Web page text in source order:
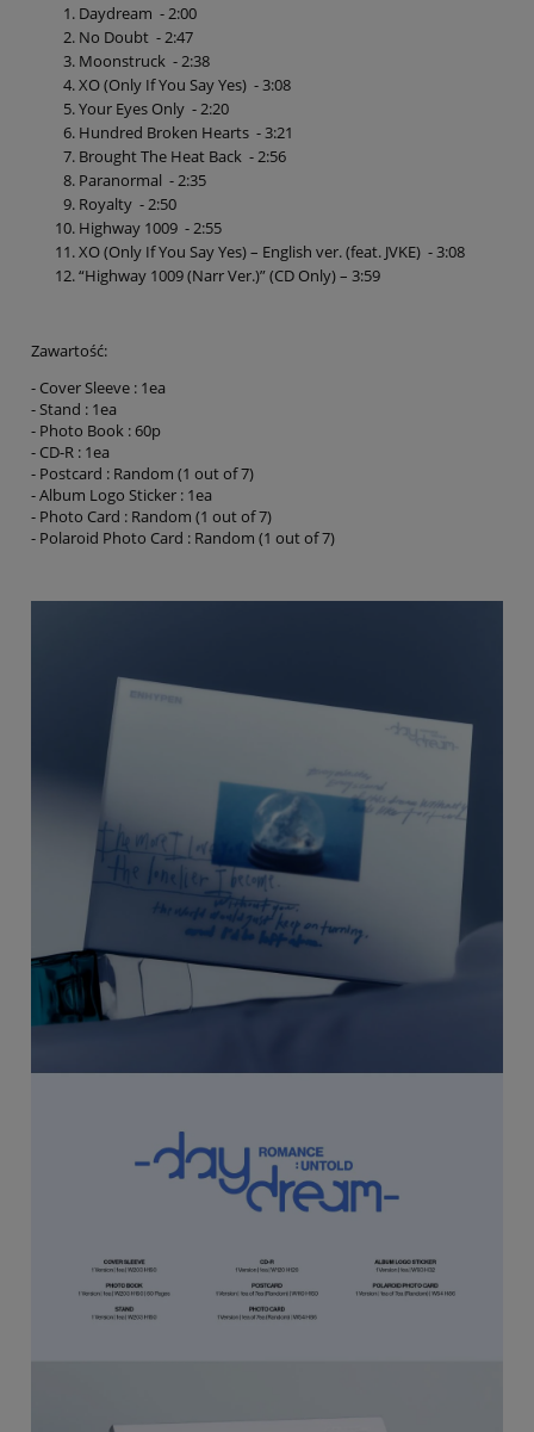
Daydream - 2:00
No Doubt - 2:47
Moonstruck - 2:38
XO (Only If You Say Yes) - 3:08
Your Eyes Only - 2:20
Hundred Broken Hearts - 3:21
Brought The Heat Back - 2:56
Paranormal - 2:35
Royalty - 2:50
Highway 1009 - 2:55
XO (Only If You Say Yes) – English ver. (feat. JVKE) - 3:08
“Highway 1009 (Narr Ver.)” (CD Only) – 3:59
Zawartość:
- Cover Sleeve : 1ea
- Stand : 1ea
- Photo Book : 60p
- CD-R : 1ea
- Postcard : Random (1 out of 7)
- Album Logo Sticker : 1ea
- Photo Card : Random (1 out of 7)
- Polaroid Photo Card : Random (1 out of 7)